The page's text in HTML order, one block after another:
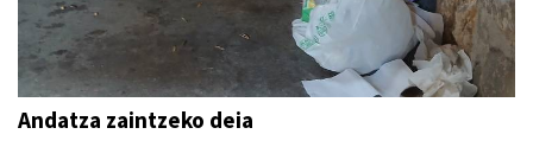
Andatza zaintzeko deia